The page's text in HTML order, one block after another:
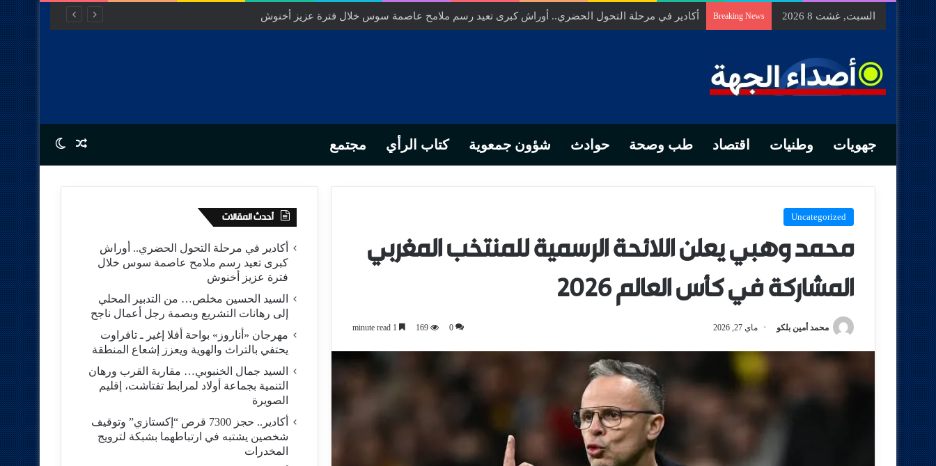
السبت, غشت 8 2026 Breaking News السيد الحسين مخلص… من التدبير المحلي إلى رهانات التشريع وبصمة رجل أعمال ناجح
جهويات وطنيات اقتصاد طب وصحة حوادث شؤون جمعوية كتاب الرأي مجتمع Random Article
Switch skin
Uncategorized
محمد وهبي يعلن اللائحة الرسمية للمنتخب المغربي
المشاركة في كأس العالم 2026
محمد أمين بلكو ماي 27, 2026 0
169
أحدث المقالات
أكادير في مرحلة التحول الحضري.. أوراش
كبرى تعيد رسم ملامح عاصمة سوس خلال
فترة عزيز أخنوش
السيد الحسين مخلص… من التدبير المحلي
إلى رهانات التشريع وبصمة رجل أعمال ناجح
مهرجان «أناروز» بواحة أفلا إغير ـ تافراوت
يحتفي بالتراث والهوية ويعزز إشعاع المنطقة
السيد جمال الخنبوبي… مقاربة القرب ورهان
التنمية بجماعة أولاد لمرابط تفتاشت، إقليم
الصويرة
أكادير.. حجز 7300 قرص “إكستازي” وتوقيف
شخصين يشتبه في ارتباطهما بشبكة لترويج
المخدرات